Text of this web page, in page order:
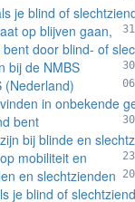
je blind of
op blijven gaan,
door blind- of
bij de NMBS
(Nederland)
in onbekende
bent
bij blinde en
mobiliteit en
en slechtzienden
je blind of